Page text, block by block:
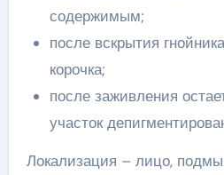
содержимым;
после вскрытия
корочка;
после заживления
участок
Локализация – лицо,